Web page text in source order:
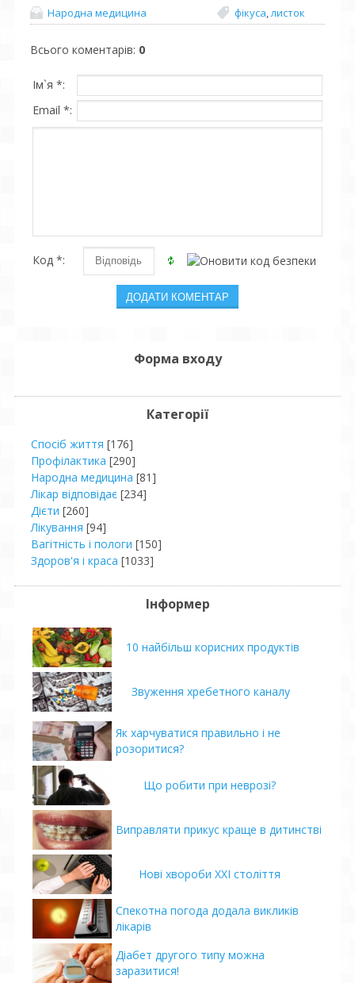
Народна медицина фікуса листок
Всього коментарів: 0
Ім`я *:
Email *:
Код *:
Форма входу
Категорії
Спосіб життя [176]
Профілактика [290]
Народна медицина [81]
Лікар відповідає [234]
Дієти [260]
Лікування [94]
Вагітність і пологи [150]
Здоров'я і краса [1033]
Інформер
10 найбільш корисних продуктів
Звуження хребетного каналу
Як харчуватися правильно і не
розоритися?
Що робити при неврозі?
Виправляти прикус краще в дитинстві
Нові хвороби ХХІ століття
Спекотна погода додала викликів
лікарів
Діабет другого типу можна
заразитися!